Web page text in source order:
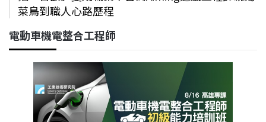
菜鳥到職人心路歷程
電動車機電整合工程師